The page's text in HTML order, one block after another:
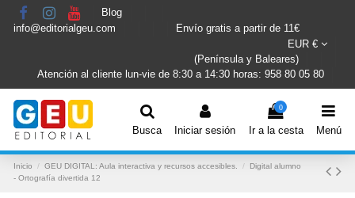
Blog
info@editorialgeu.com
Envío gratis a partir de 11€
EUR €
(Península y Baleares)
Atención al cliente lun-vie de 8:30 a 14:30 horas: 958 80 05 80
Busca Iniciar sesión
0
Ir a la cesta Menú
Inicio GEU DIGITAL: Aula interactiva y recursos accesibles.
Digital alumno
- Ortografía divertida 12